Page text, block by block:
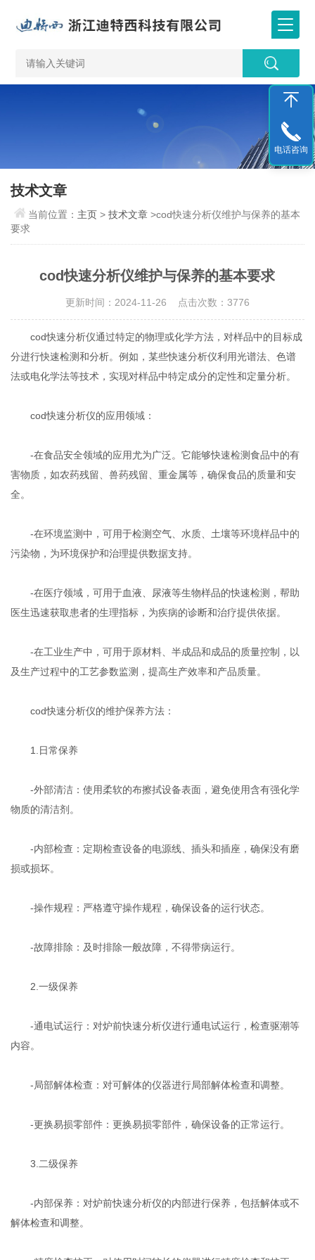
技术文章
当前位置： 主页 >技术文章 >cod快速分析仪维护与保养的基本
要求
cod快速分析仪维护与保养的基本要求
更新时间：2024-11-26 点击次数：3776
cod快速分析仪通过特定的物理或化学方法，对样品中的目标成
分进行快速检测和分析。例如，某些快速分析仪利用光谱法、色谱
法或电化学法等技术，实现对样品中特定成分的定性和定量分析。
cod快速分析仪的应用领域：
-在食品安全领域的应用尤为广泛。它能够快速检测食品中的有
害物质，如农药残留、兽药残留、重金属等，确保食品的质量和安
全。
-在环境监测中，可用于检测空气、水质、土壤等环境样品中的
污染物，为环境保护和治理提供数据支持。
-在医疗领域，可用于血液、尿液等生物样品的快速检测，帮助
医生迅速获取患者的生理指标，为疾病的诊断和治疗提供依据。
-在工业生产中，可用于原材料、半成品和成品的质量控制，以
及生产过程中的工艺参数监测，提高生产效率和产品质量。
cod快速分析仪的维护保养方法：
1.日常保养
-外部清洁：使用柔软的布擦拭设备表面，避免使用含有强化学
物质的清洁剂。
-内部检查：定期检查设备的电源线、插头和插座，确保没有磨
损或损坏。
-操作规程：严格遵守操作规程，确保设备的运行状态。
-故障排除：及时排除一般故障，不得带病运行。
2.一级保养
-通电试运行：对炉前快速分析仪进行通电试运行，检查驱潮等
内容。
-局部解体检查：对可解体的仪器进行局部解体检查和调整。
-更换易损零部件：更换易损零部件，确保设备的正常运行。
3.二级保养
-内部保养：对炉前快速分析仪的内部进行保养，包括解体或不
解体检查和调整。
电话咨询